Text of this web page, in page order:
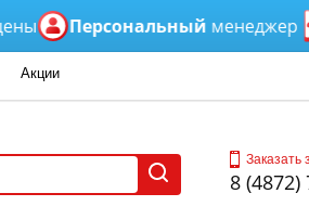
Персональныйменеджер
Акции
Заказать
8 (4872)